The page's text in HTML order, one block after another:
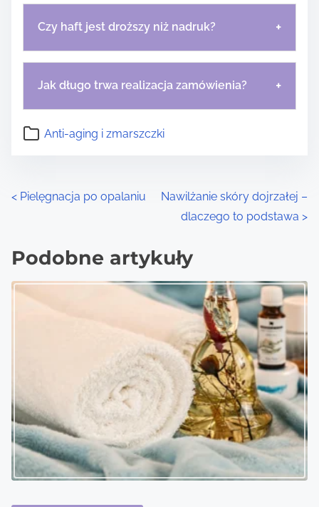
Czy haft jest droższy niż nadruk? +
Jak długo trwa realizacja zamówienia? +
Anti-aging i zmarszczki
P
s
t
v
i
g
a
< Pielęgnacja po opalaniu
Nawilżanie skóry dojrzałej –
dlaczego to podstawa >
Podobne artykuły